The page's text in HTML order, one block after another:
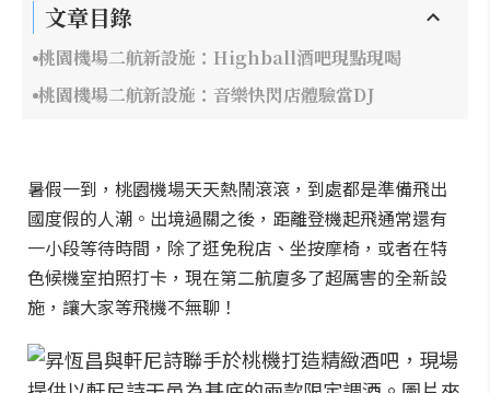
文章目錄
桃園機場二航新設施：Highball酒吧現點現喝
桃園機場二航新設施：音樂快閃店體驗當DJ
暑假一到，桃園機場天天熱鬧滾滾，到處都是準備飛出
國度假的人潮。出境過關之後，距離登機起飛通常還有
一小段等待時間，除了逛免稅店、坐按摩椅，或者在特
色候機室拍照打卡，現在第二航廈多了超厲害的全新設
施，讓大家等飛機不無聊！